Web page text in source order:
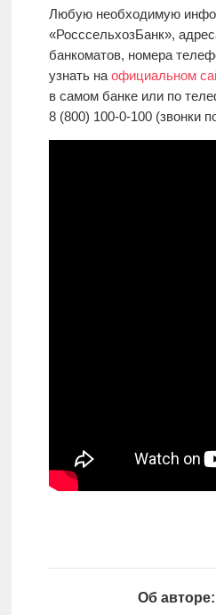
Любую необходимую
«РосссельхозБанк»,
банкоматов, номера
узнать на официальном
в самом банке или по
8 (800) 100-0-100 (звонки
Об